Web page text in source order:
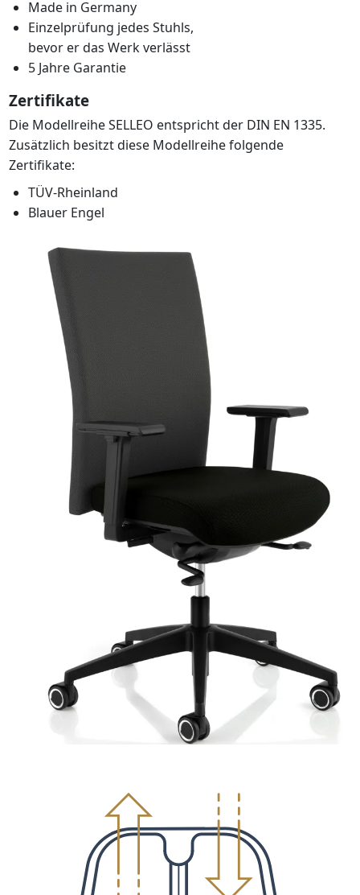
Made in Germany
Einzelprüfung jedes Stuhls,
bevor er das Werk verlässt
5 Jahre Garantie
Zertifikate
Die Modellreihe SELLEO entspricht der DIN EN 1335.
Zusätzlich besitzt diese Modellreihe folgende
Zertifikate:
TÜV-Rheinland
Blauer Engel